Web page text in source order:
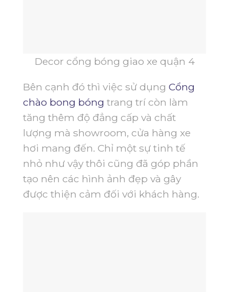
Decor cổng bóng giao xe quận 4
Bên cạnh đó thì việc sử dụng Cổng
chào bong bóng trang trí còn làm
tăng thêm độ đẳng cấp và chất
lượng mà showroom, cửa hàng xe
hơi mang đến. Chỉ một sự tinh tế
nhỏ như vậy thôi cũng đã góp phần
tạo nên các hình ảnh đẹp và gây
được thiện cảm đối với khách hàng.